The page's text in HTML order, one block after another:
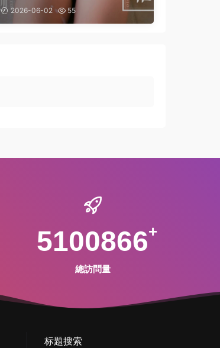
1P]2026-06-02 55
5100866
總訪問量
标題搜索